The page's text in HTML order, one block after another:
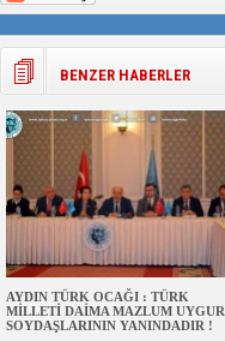
BENZER HABERLER
AYDIN TÜRK OCAĞI : TÜRK
MİLLETİ DAİMA MAZLUM UYGUR
SOYDAŞLARININ YANINDADIR !